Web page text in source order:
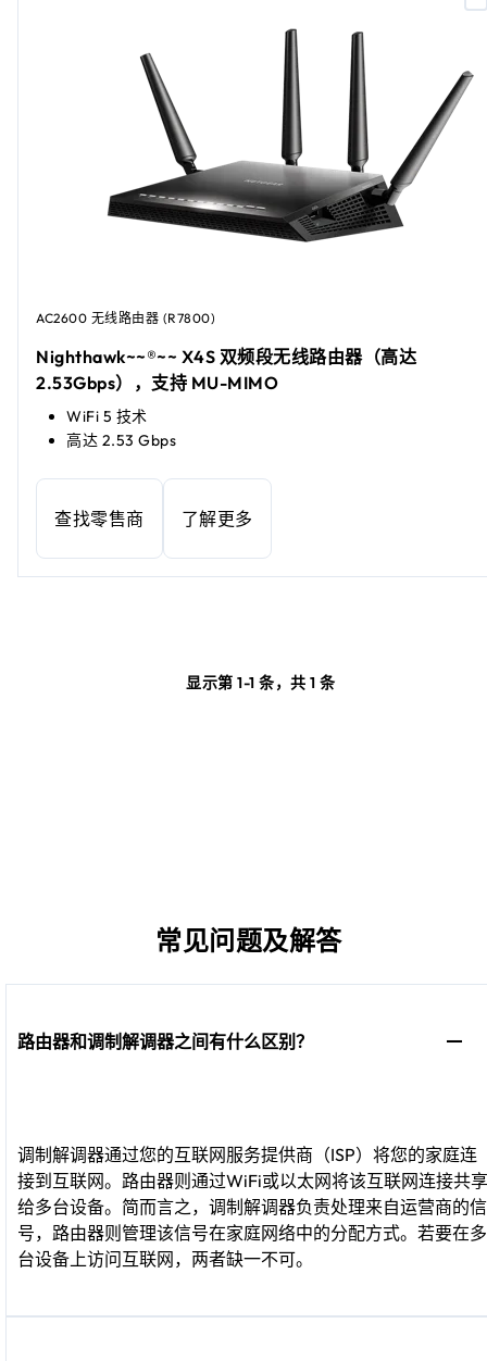
AC2600 无线路由器 (R7800)
Nighthawk~~®~~ X4S 双频段无线路由器（高达
2.53Gbps），支持 MU-MIMO
WiFi 5 技术
高达 2.53 Gbps
查找零售商 了解更多
显示第 1-1 条，共 1 条
常见问题及解答
路由器和调制解调器之间有什么区别？
调制解调器通过您的互联网服务提供商（ISP）将您的家庭连
接到互联网。路由器则通过WiFi或以太网将该互联网连接共享
给多台设备。简而言之，调制解调器负责处理来自运营商的信
号，路由器则管理该信号在家庭网络中的分配方式。若要在多
台设备上访问互联网，两者缺一不可。